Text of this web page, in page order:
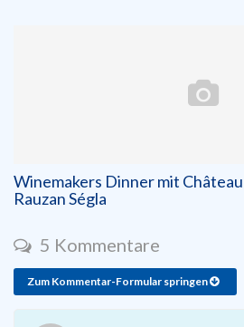
Winemakers Dinner mit
Rauzan Ségla
5 Kommentare
Zum Kommentar-Formular springen